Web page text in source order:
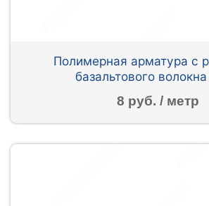
Полимерная арматура c
базальтового
8 руб. / метр